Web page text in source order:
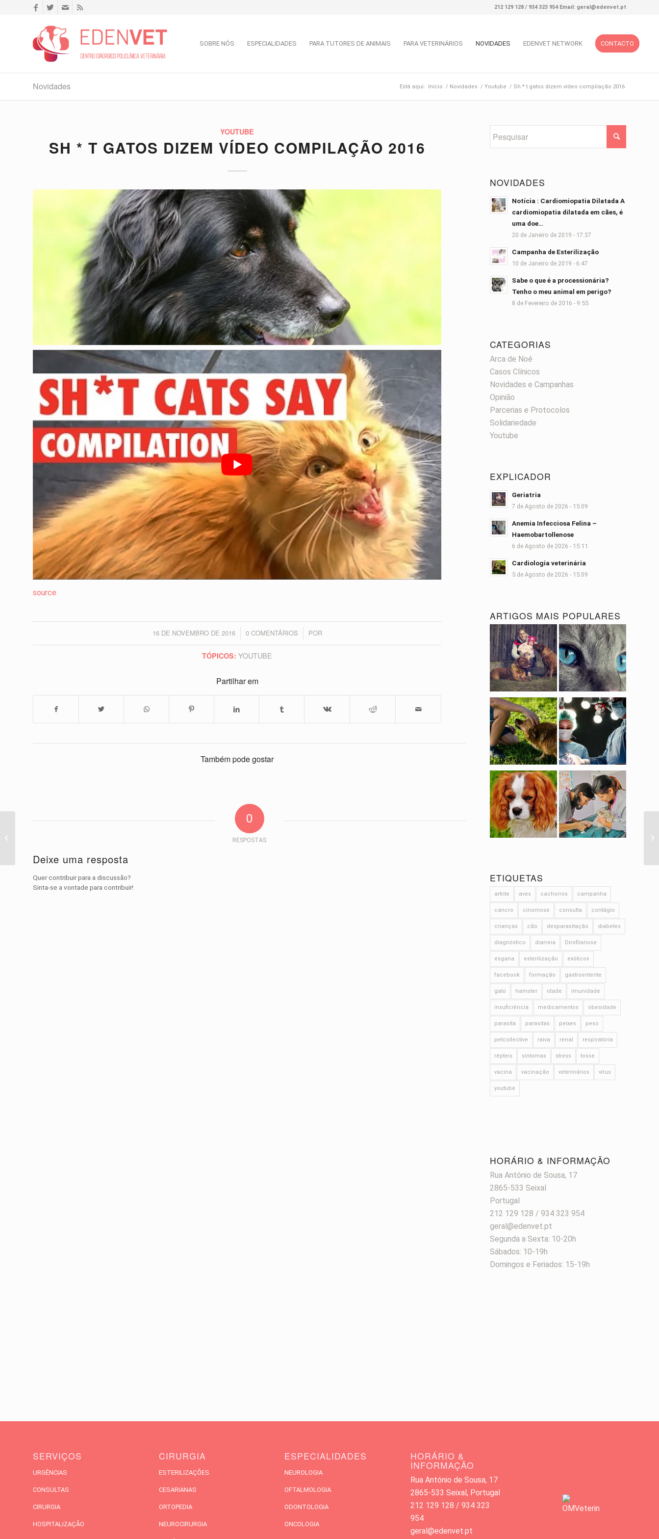
212 129 128 / 934 323 954 Email: geral@edenvet.pt
SOBRE NÓS ESPECIALIDADES PARA TUTORES DE ANIMAIS PARA VETERINÁRIOS NOVIDADES EDENVET NETWORK CONTACTO
Novidades Está aqui: Início / Novidades / Youtube / Sh * t gatos dizem vídeo compilação 2016
YOUTUBE
SH * T GATOS DIZEM VÍDEO COMPILAÇÃO 2016
source
16 DE NOVEMBRO DE 2016
/ 0 COMENTÁRIOS
/ POR
TÓPICOS: YOUTUBE
Partilhar em
Também pode gostar
0
RESPOSTAS
Deixe uma resposta
Quer contribuir para a discussão?
Sinta-se a vontade para contribuir!
NOVIDADES
Notícia : Cardiomiopatia Dilatada A
cardiomiopatia dilatada em cães, é
uma doe…
20 de Janeiro de 2019 - 17:37
Campanha de Esterilização
10 de Janeiro de 2019 - 6:47
Sabe o que é a processionária?
Tenho o meu animal em perigo?
8 de Fevereiro de 2016 - 9:55
CATEGORIAS
Arca de Noé
Casos Clínicos
Novidades e Campanhas
Opinião
Parcerias e Protocolos
Solidariedade
Youtube
EXPLICADOR
Geriatria
7 de Agosto de 2026 - 15:09
Anemia Infecciosa Felina –
Haemobartollenose
6 de Agosto de 2026 - 15:11
Cardiologia veterinária
5 de Agosto de 2026 - 15:09
ARTIGOS MAIS POPULARES
ETIQUETAS
artrite aves cachorros campanha
cancro cinomose consulta contágio
crianças cão desparasitação diabetes
diagnóstico diarreia Dirofilariose
esgana esterilização exóticos
facebook formação gastroenterite
gato hamster idade imunidade
insuficiência medicamentos obesidade
parasita parasitas peixes peso
petcollective raiva renal respiratória
répteis sintomas stress tosse
vacina vacinação veterinários vírus
youtube
HORÁRIO & INFORMAÇÃO
Rua António de Sousa, 17
2865-533 Seixal
Portugal
212 129 128 / 934 323 954
geral@edenvet.pt
Segunda a Sexta: 10-20h
Sábados: 10-19h
Domingos e Feriados: 15-19h
SERVIÇOS
URGÊNCIAS
CONSULTAS
CIRURGIA
HOSPITALIZAÇÃO
CIRURGIA
ESTERILIZAÇÕES
CESARIANAS
ORTOPEDIA
NEUROCIRURGIA
ESPECIALIDADES
NEUROLOGIA
OFTALMOLOGIA
ODONTOLOGIA
ONCOLOGIA
HORÁRIO &
INFORMAÇÃO
Rua António de Sousa, 17
2865-533 Seixal, Portugal
212 129 128 / 934 323
954
geral@edenvet.pt